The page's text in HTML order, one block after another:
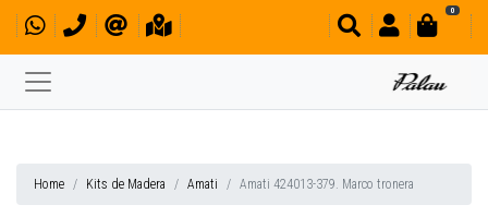
0
Home Kits de Madera Amati Amati 424013-379. Marco tronera